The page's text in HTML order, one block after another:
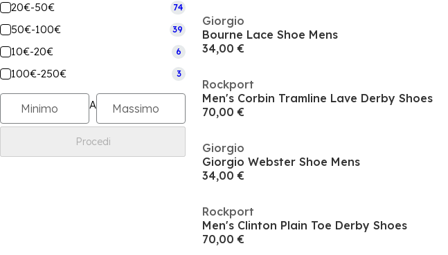
20€-50€ 74
50€-100€ 39
10€-20€ 6
100€-250€ 3
A
Procedi
Giorgio
Bourne Lace Shoe Mens
34,00 €
Rockport
Men's Corbin Tramline Lave Derby Shoes
70,00 €
Giorgio
Giorgio Webster Shoe Mens
34,00 €
Rockport
Men's Clinton Plain Toe Derby Shoes
70,00 €